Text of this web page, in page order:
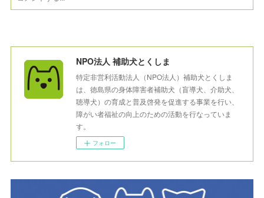
NPO法人 補助犬とくしま
特定非営利活動法人（NPO法人）補助犬とくしま
は、徳島県の身体障害者補助犬（盲導犬、介助犬、
聴導犬）の育成と普及啓発を促進する事業を行い、
障がい者福祉の向上のための活動を行なっていま
す。
フォロー